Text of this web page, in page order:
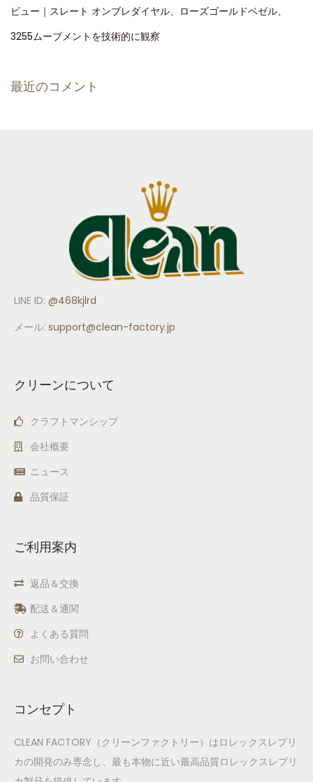
ビュー｜スレート オンブレダイヤル、ローズゴールドベゼル、
3255ムーブメントを技術的に観察
最近のコメント
LINE ID: @468kjlrd
メール: support@clean-factory.jp
クリーンについて
クラフトマンシップ
会社概要
ニュース
品質保証
ご利用案内
返品＆交換
配送＆通関
よくある質問
お問い合わせ
コンセプト
CLEAN FACTORY（クリーンファクトリー）はロレックスレプリ
カの開発のみ専念し、最も本物に近い最高品質ロレックスレプリ